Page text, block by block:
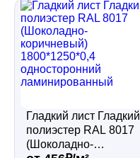
Гладкий лист Гладкий
полиэстер RAL 8017
(Шоколадно-